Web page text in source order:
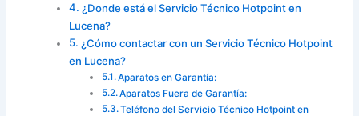
¿Donde está el Servicio Técnico Hotpoint en
Lucena?
¿Cómo contactar con un Servicio Técnico Hotpoint
en Lucena?
Aparatos en Garantía:
Aparatos Fuera de Garantía:
Teléfono del Servicio Técnico Hotpoint en